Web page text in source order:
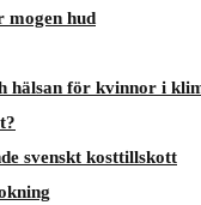
mogen hud
hälsan för kvinnor i
svenskt kosttillskott